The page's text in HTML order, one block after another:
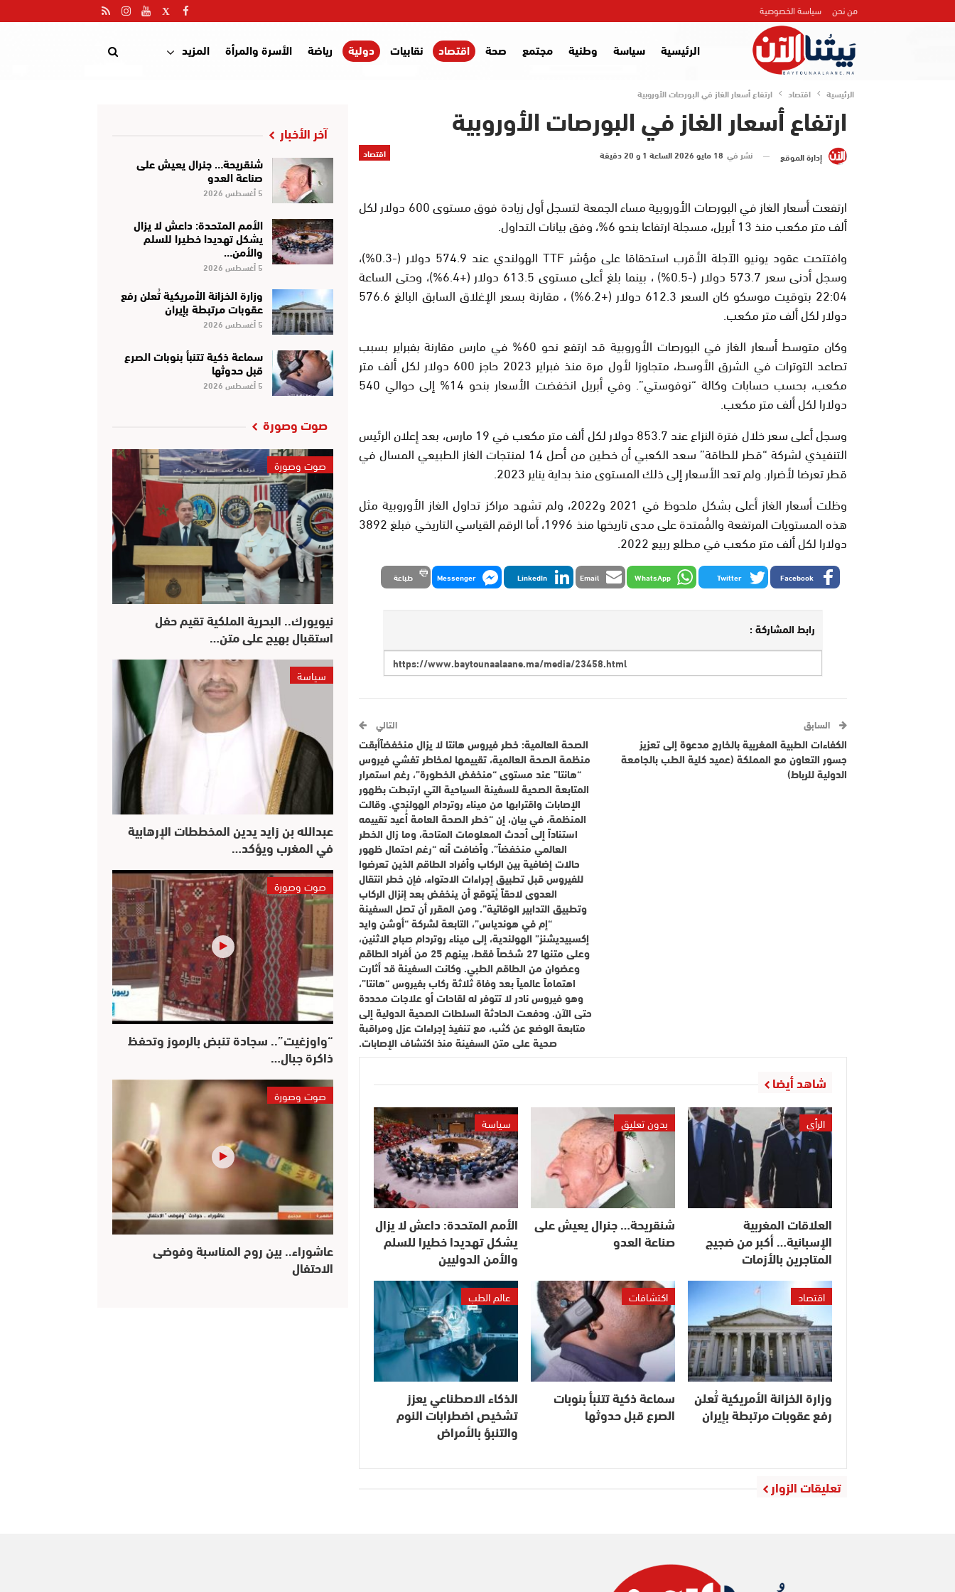
من نحن سياسة الخصوصية
الرئيسية سياسة وطنية مجتمع صحة اقتصاد نقابيات دولية رياضة الأسرة والمرأة المزيد
الرئيسية اقتصاد ارتفاع أسعار الغاز في البورصات الأوروبية
ارتفاع أسعار الغاز في البورصات الأوروبية
اقتصاد إدارة الموقع نشر في 18 مايو 2026 الساعة 1 و 20 دقيقة
ارتفعت أسعار الغاز في البورصات الأوروبية مساء الجمعة لتسجل أول زيادة فوق مستوى 600 دولار لكل
ألف متر مكعب منذ 13 أبريل، مسجلة ارتفاعا بنحو 6%، وفق بيانات التداول.
وافتتحت عقود يونيو الآجلة الأقرب استحقاقا على مؤشر TTF الهولندي عند 574.9 دولار (-0.3%)،
وسجل أدنى سعر 573.7 دولار (-0.5%) ، بينما بلغ أعلى مستوى 613.5 دولار (+6.4%)، وحتى الساعة
22:04 بتوقيت موسكو كان السعر 612.3 دولار (+6.2%) ، مقارنة بسعر الإغلاق السابق البالغ 576.6
دولار لكل ألف متر مكعب.
وكان متوسط أسعار الغاز في البورصات الأوروبية قد ارتفع نحو 60% في مارس مقارنة بفبراير بسبب
تصاعد التوترات في الشرق الأوسط، متجاوزا لأول مرة منذ فبراير 2023 حاجز 600 دولار لكل ألف متر
مكعب، بحسب حسابات وكالة “نوفوستي”. وفي أبريل انخفضت الأسعار بنحو 14% إلى حوالي 540
دولارا لكل ألف متر مكعب.
وسجل أعلى سعر خلال فترة النزاع عند 853.7 دولار لكل ألف متر مكعب في 19 مارس، بعد إعلان الرئيس
التنفيذي لشركة “قطر للطاقة” سعد الكعبي أن خطين من أصل 14 لمنتجات الغاز الطبيعي المسال في
قطر تعرضا لأضرار. ولم تعد الأسعار إلى ذلك المستوى منذ بداية يناير 2023.
وظلت أسعار الغاز أعلى بشكل ملحوظ في 2021 و2022، ولم تشهد مراكز تداول الغاز الأوروبية مثل
هذه المستويات المرتفعة والمُمتدة على مدى تاريخها منذ 1996، أما الرقم القياسي التاريخي فبلغ 3892
دولارا لكل ألف متر مكعب في مطلع ربيع 2022.
Facebook
Twitter
WhatsApp
Email
LinkedIn
Messenger طباعة
رابط المشاركة :
السابق
الكفاءات الطبية المغربية بالخارج مدعوة إلى تعزيز
جسور التعاون مع المملكة (عميد كلية الطب بالجامعة
الدولية للرباط)
التالي
الصحة العالمية: خطر فيروس هانتا لا يزال منخفضاًأبقت
منظمة الصحة العالمية، تقييمها لمخاطر تفشي فيروس
“هانتا” عند مستوى “منخفض الخطورة”، رغم استمرار
المتابعة الصحية للسفينة السياحية التي ارتبطت بظهور
الإصابات واقترابها من ميناء روتردام الهولندي. وقالت
المنظمة، في بيان، إن “خطر الصحة العامة أُعيد تقييمه
استناداً إلى أحدث المعلومات المتاحة، وما زال الخطر
العالمي منخفضاً”. وأضافت أنه “رغم احتمال ظهور
حالات إضافية بين الركاب وأفراد الطاقم الذين تعرضوا
للفيروس قبل تطبيق إجراءات الاحتواء، فإن خطر انتقال
العدوى لاحقاً يُتوقع أن ينخفض بعد إنزال الركاب
وتطبيق التدابير الوقائية”. ومن المقرر أن تصل السفينة
“إم في هوندياس”، التابعة لشركة “أوشن وايد
إكسبيديشنز” الهولندية، إلى ميناء روتردام صباح الاثنين،
وعلى متنها 27 شخصاً فقط، بينهم 25 من أفراد الطاقم
وعضوان من الطاقم الطبي. وكانت السفينة قد أثارت
اهتماماً عالمياً بعد وفاة ثلاثة ركاب بفيروس “هانتا”،
وهو فيروس نادر لا تتوفر له لقاحات أو علاجات محددة
حتى الآن. ودفعت الحادثة السلطات الصحية الدولية إلى
متابعة الوضع عن كثب، مع تنفيذ إجراءات عزل ومراقبة
صحية على متن السفينة منذ اكتشاف الإصابات.
شاهد أيضا
الرأي
العلاقات المغربية
الإسبانية… أكبر من ضجيج
المتاجرين بالأزمات
بدون تعليق
شنقريحة… جنرال يعيش على
صناعة العدو
سياسة
الأمم المتحدة: داعش لا يزال
يشكل تهديدا خطيرا للسلم
والأمن الدوليين
اقتصاد
وزارة الخزانة الأمريكية تُعلن
رفع عقوبات مرتبطة بإيران
اكتشافات
سماعة ذكية تتنبأ بنوبات
الصرع قبل حدوثها
عالم الطب
الذكاء الاصطناعي يعزز
تشخيص اضطرابات النوم
والتنبؤ بالأمراض
تعليقات الزوار
آخر الأخبار
شنقريحة… جنرال يعيش على
صناعة العدو
5 أغسطس 2026
الأمم المتحدة: داعش لا يزال
يشكل تهديدا خطيرا للسلم
والأمن…
5 أغسطس 2026
وزارة الخزانة الأمريكية تُعلن رفع
عقوبات مرتبطة بإيران
5 أغسطس 2026
سماعة ذكية تتنبأ بنوبات الصرع
قبل حدوثها
5 أغسطس 2026
صوت وصورة
صوت وصورة
نيويورك.. البحرية الملكية تقيم حفل
استقبال بهيج على متن…
سياسة
عبدالله بن زايد يدين المخططات الإرهابية
في المغرب ويؤكد…
صوت وصورة
“واوزغيت”.. سجادة تنبض بالرموز وتحفظ
ذاكرة جبال…
صوت وصورة
عاشوراء.. بين روح المناسبة وفوضى
الاحتفال